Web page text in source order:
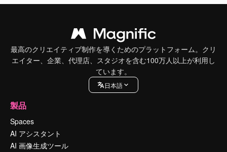
最高のクリエイティブ制作を導くためのプラットフォーム。クリ
エイター、企業、代理店、スタジオを含む100万人以上が利用し
ています。
日本語
製品
Spaces
AI アシスタント
AI 画像生成ツール